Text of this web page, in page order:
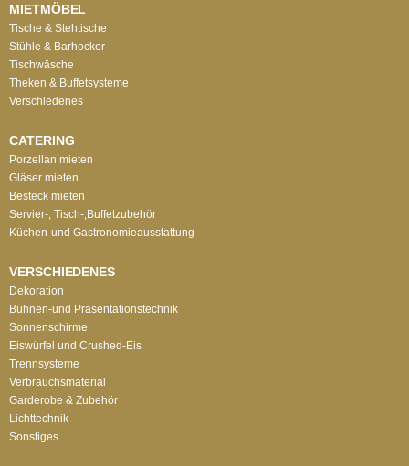
MIETMÖBEL
Tische & Stehtische
Stühle & Barhocker
Tischwäsche
Theken & Buffetsysteme
Verschiedenes
CATERING
Porzellan mieten
Gläser mieten
Besteck mieten
Servier-, Tisch-,Buffetzubehör
Küchen-und Gastronomieausstattung
VERSCHIEDENES
Dekoration
Bühnen-und Präsentationstechnik
Sonnenschirme
Eiswürfel und Crushed-Eis
Trennsysteme
Verbrauchsmaterial
Garderobe & Zubehör
Lichttechnik
Sonstiges